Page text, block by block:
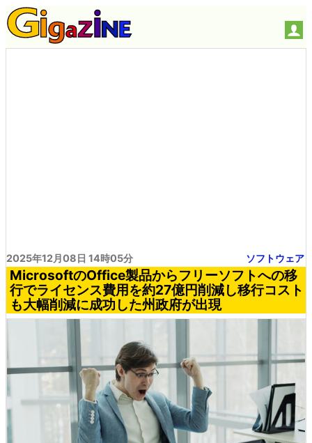
2025年12月08日 14時05分 ソフトウェア
MicrosoftのOffice製品からフリーソフトへの移
行でライセンス費用を約27億円削減し移行コスト
も大幅削減に成功した州政府が出現